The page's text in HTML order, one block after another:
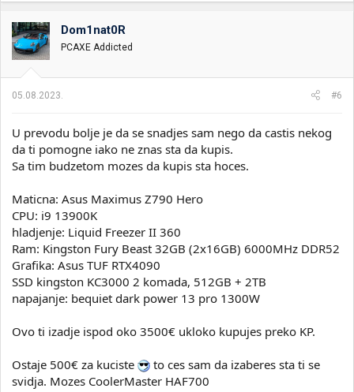
Dom1nat0R
PCAXE Addicted
05.08.2023. #6
U prevodu bolje je da se snadjes sam nego da castis nekog
da ti pomogne iako ne znas sta da kupis.
Sa tim budzetom mozes da kupis sta hoces.
Maticna: Asus Maximus Z790 Hero
CPU: i9 13900K
hladjenje: Liquid Freezer II 360
Ram: Kingston Fury Beast 32GB (2x16GB) 6000MHz DDR52
Grafika: Asus TUF RTX4090
SSD kingston KC3000 2 komada, 512GB + 2TB
napajanje: bequiet dark power 13 pro 1300W
Ovo ti izadje ispod oko 3500€ ukloko kupujes preko KP.
Ostaje 500€ za kuciste
to ces sam da izaberes sta ti se
svidja. Mozes CoolerMaster HAF700